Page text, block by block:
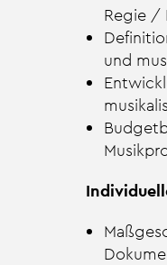
Regie /
und